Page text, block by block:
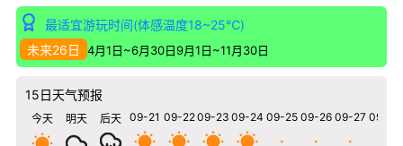
最适宜游玩时间(体感温度18~25℃)
未来26日
4月1日~6月30日9月1日~11月30日
15日天气预报
今天 明天 后天 09-21 09-2209-23 09-24 09-25 09-26 09-27 09-28